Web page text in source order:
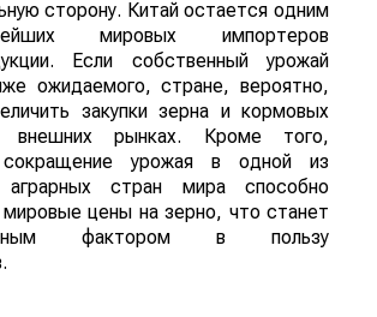
сторону. Китай остается одним
мировых импортеров
Если собственный урожай
ожидаемого, стране, вероятно,
закупки зерна и кормовых
внешних рынках. Кроме того,
урожая в одной из
аграрных стран мира способно
цены на зерно, что станет
фактором в пользу